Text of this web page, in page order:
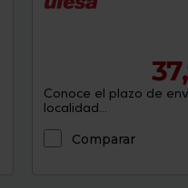
Conoce el plazo de
localidad...
Comparar